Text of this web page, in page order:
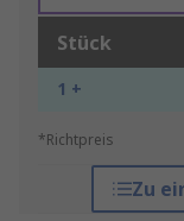
Stück
1 +
*Richtpreis
Zu